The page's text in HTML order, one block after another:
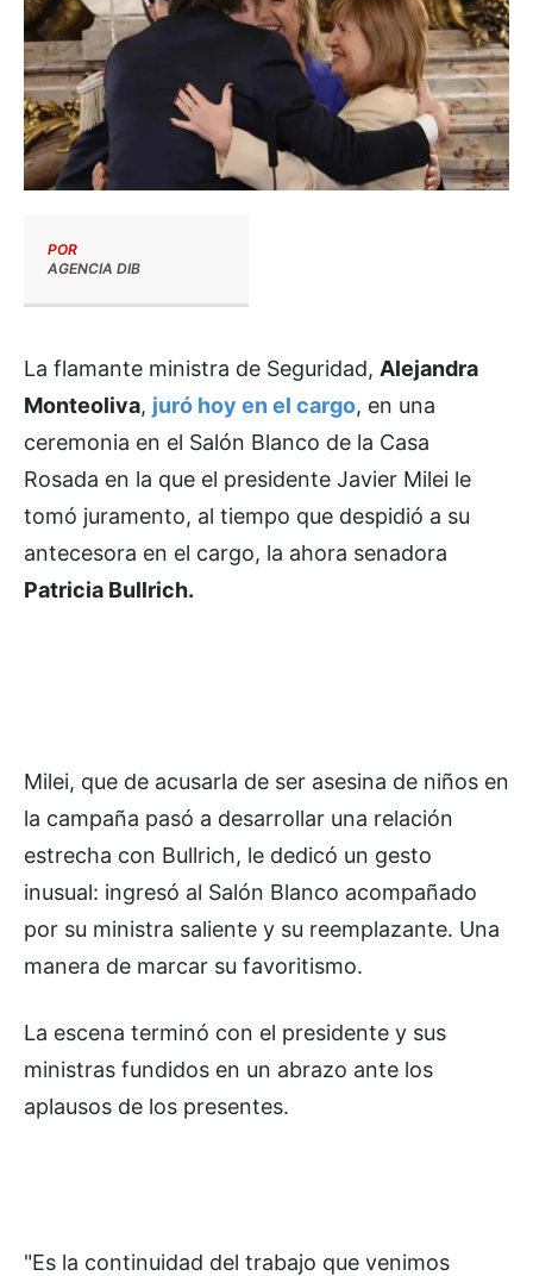
POR
AGENCIA DIB
La flamante ministra de Seguridad, Alejandra
Monteoliva, juró hoy en el cargo, en una
ceremonia en el Salón Blanco de la Casa
Rosada en la que el presidente Javier Milei le
tomó juramento, al tiempo que despidió a su
antecesora en el cargo, la ahora senadora
Patricia Bullrich.
Milei, que de acusarla de ser asesina de niños en
la campaña pasó a desarrollar una relación
estrecha con Bullrich, le dedicó un gesto
inusual: ingresó al Salón Blanco acompañado
por su ministra saliente y su reemplazante. Una
manera de marcar su favoritismo.
La escena terminó con el presidente y sus
ministras fundidos en un abrazo ante los
aplausos de los presentes.
"Es la continuidad del trabajo que venimos